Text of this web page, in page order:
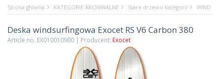
Strona główna KATEGORIE ARCHIWALNE Stare drzewo kategorii WIND
Deska windsurfingowa Exocet RS V6 Carbon 380
Article no. EX010010900 | Producent: Exocet